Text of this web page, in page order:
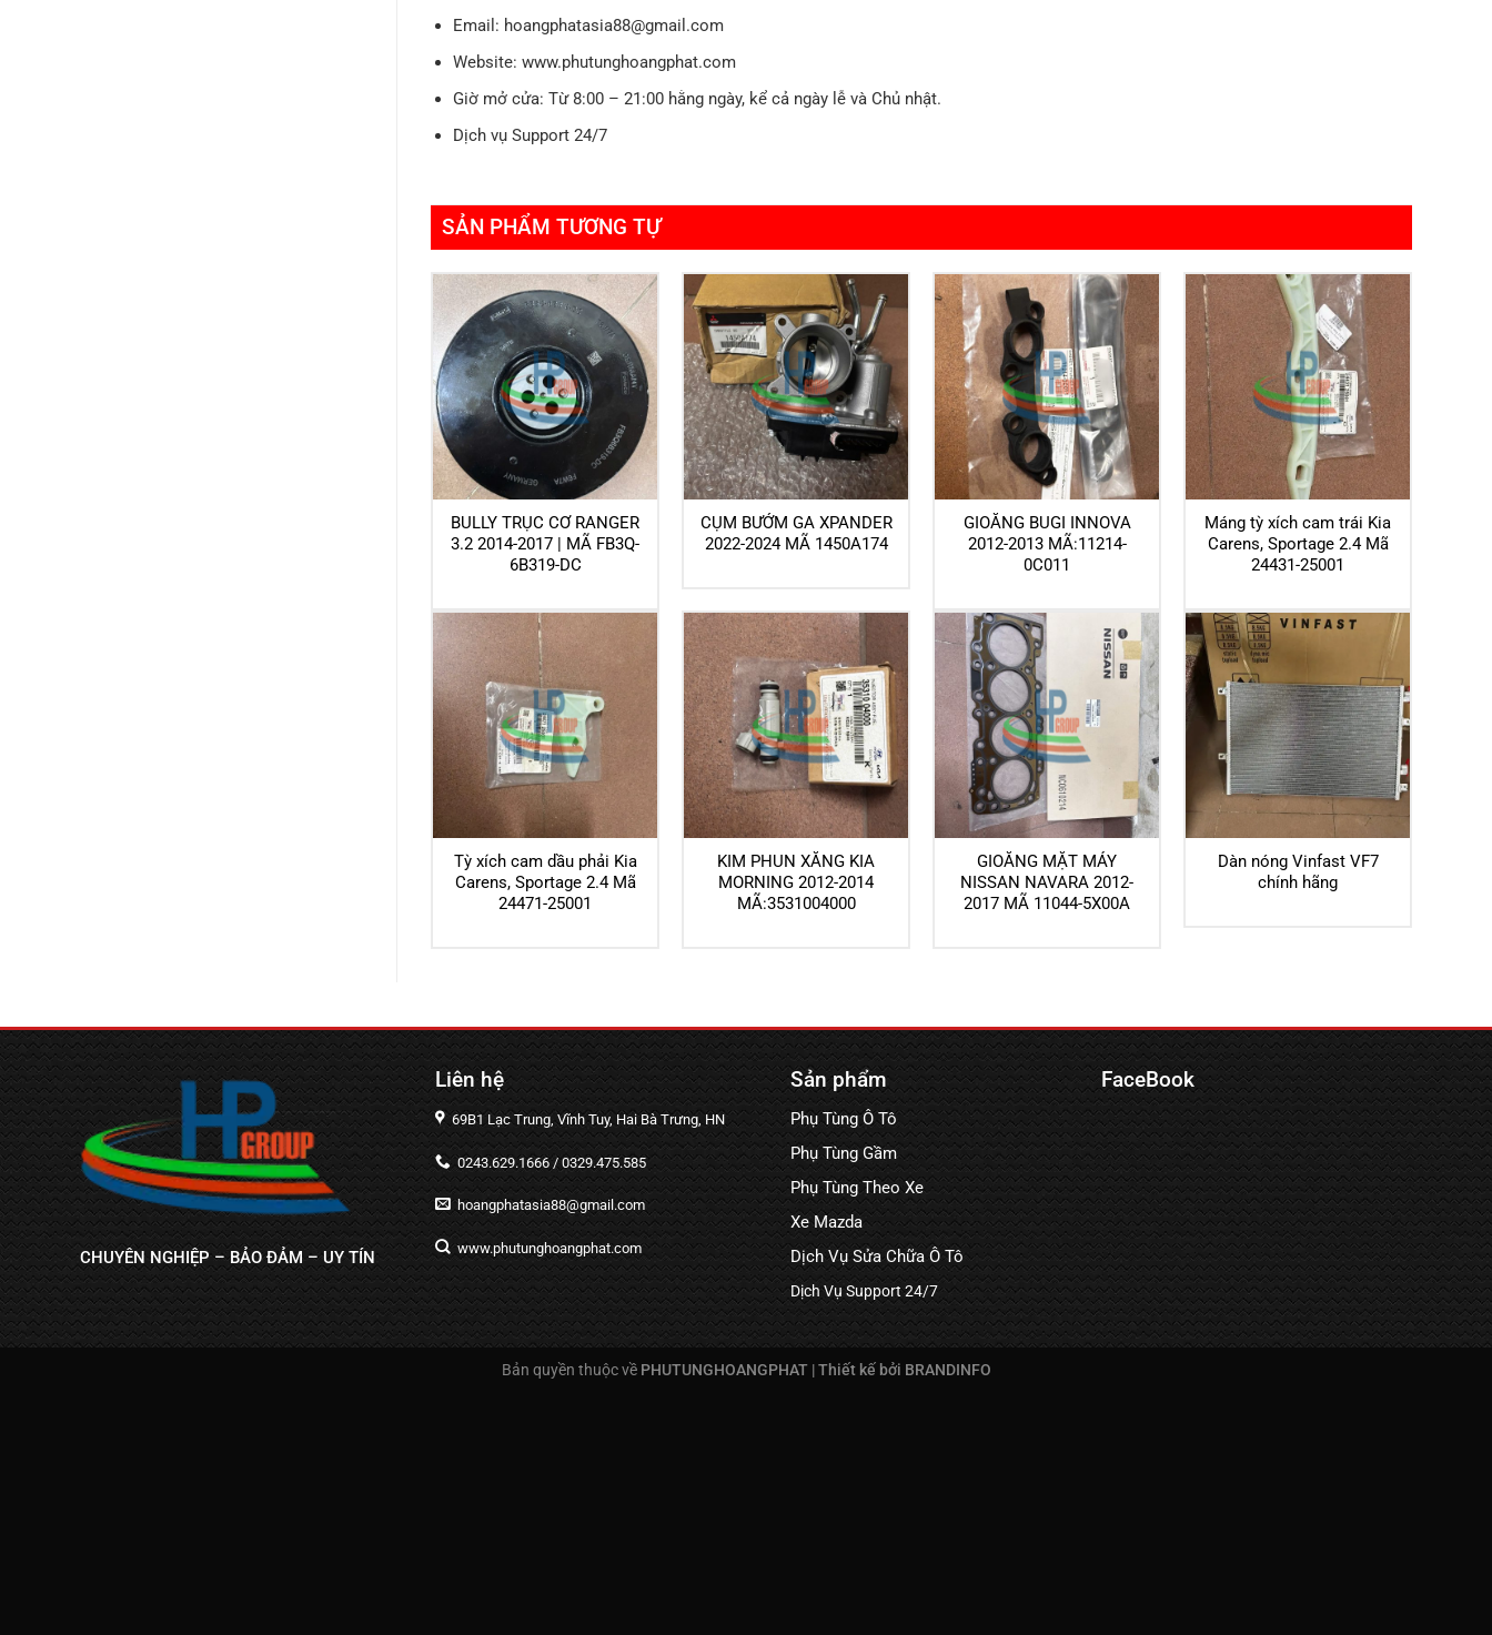
Email: hoangphatasia88@gmail.com
Website: www.phutunghoangphat.com
Giờ mở cửa: Từ 8:00 – 21:00 hằng ngày, kể cả ngày lễ và Chủ nhật.
Dịch vụ Support 24/7
SẢN PHẨM TƯƠNG TỰ
BULLY TRỤC CƠ RANGER
3.2 2014-2017 | MÃ FB3Q-
6B319-DC
CỤM BƯỚM GA XPANDER
2022-2024 MÃ 1450A174
GIOĂNG BUGI INNOVA
2012-2013 MÃ:11214-
0C011
Máng tỳ xích cam trái Kia
Carens, Sportage 2.4 Mã
24431-25001
Tỳ xích cam dầu phải Kia
Carens, Sportage 2.4 Mã
24471-25001
KIM PHUN XĂNG KIA
MORNING 2012-2014
MÃ:3531004000
GIOĂNG MẶT MÁY
NISSAN NAVARA 2012-
2017 MÃ 11044-5X00A
Dàn nóng Vinfast VF7
chính hãng
CHUYÊN NGHIỆP – BẢO ĐẢM – UY TÍN
Liên hệ
69B1 Lạc Trung, Vĩnh Tuy, Hai Bà Trưng, HN
0243.629.1666 / 0329.475.585
hoangphatasia88@gmail.com
www.phutunghoangphat.com
Sản phẩm
Phụ Tùng Ô Tô
Phụ Tùng Gầm
Phụ Tùng Theo Xe
Xe Mazda
Dịch Vụ Sửa Chữa Ô Tô
Dịch Vụ Support 24/7
FaceBook
Bản quyền thuộc về PHUTUNGHOANGPHAT |Thiết kế bởi BRANDINFO